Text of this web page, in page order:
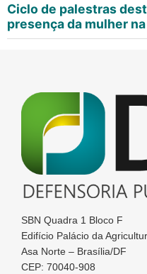
Ciclo de palestras
presença da mulher
SBN Quadra 1 Bloco F
Edifício Palácio da
Asa Norte – Brasília/DF
CEP: 70040-908